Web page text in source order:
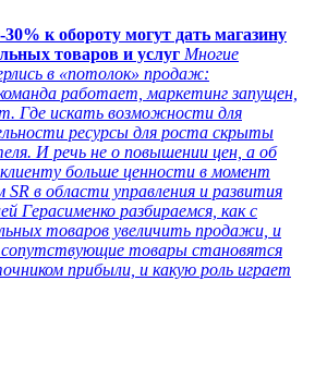
30% к обороту могут дать магазину
товаров и услуг Многие
в «потолок» продаж:
работает, маркетинг запущен,
Где искать возможности для
ресурсы для роста скрыты
И речь не о повышении цен, а об
больше ценности в момент
SR в области управления и развития
Герасименко разбираемся, как с
товаров увеличить продажи, и
сопутствующие товары становятся
прибыли, и какую роль играет